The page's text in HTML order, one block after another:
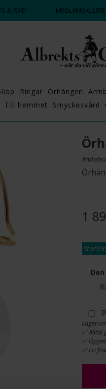
POPPA?
& RÅD MEDLEMSKLUBB
Ringar Örhängen
Till hemmet
Smyckesvård
1
✅
✅
✅ Fri